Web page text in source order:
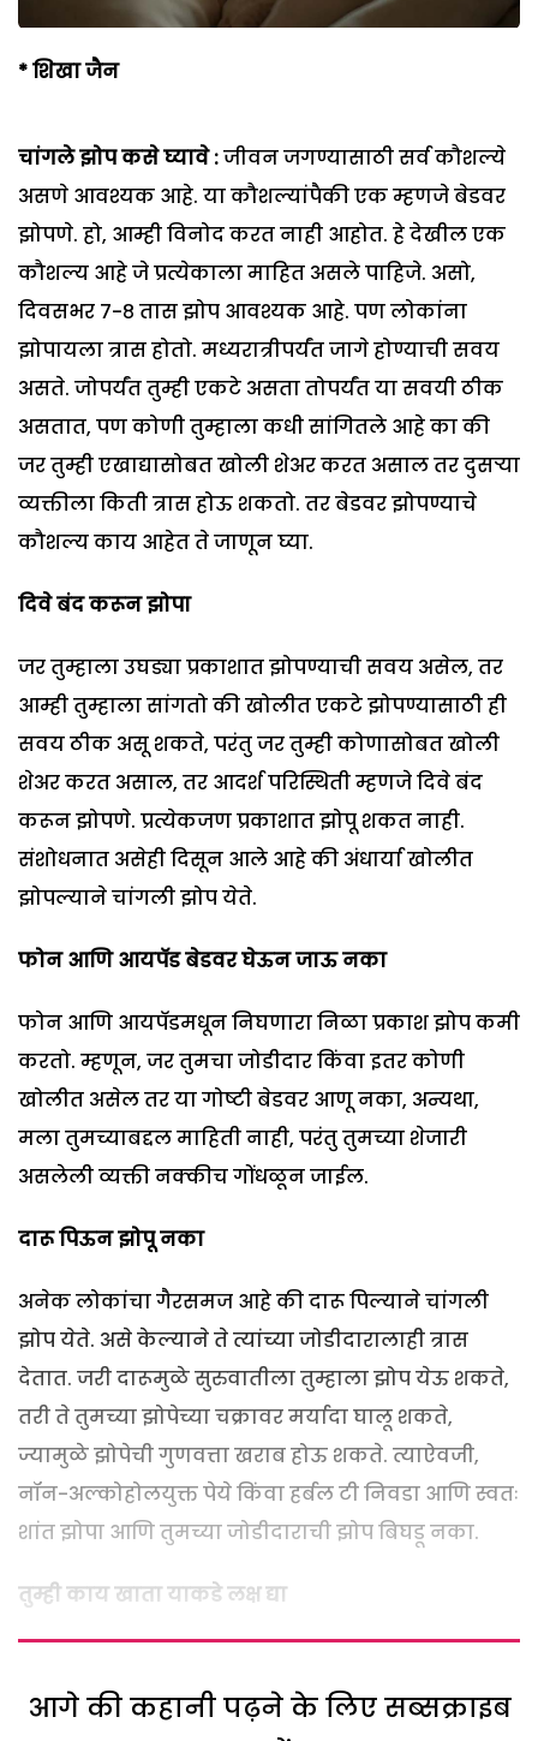
*शिखा जैन
चांगले झोप कसे घ्यावे :जीवन जगण्यासाठी सर्व कौशल्ये
असणे आवश्यक आहे. या कौशल्यांपैकी एक म्हणजे बेडवर
झोपणे. हो, आम्ही विनोद करत नाही आहोत. हे देखील एक
कौशल्य आहे जे प्रत्येकाला माहित असले पाहिजे. असो,
दिवसभर ७-८ तास झोप आवश्यक आहे. पण लोकांना
झोपायला त्रास होतो. मध्यरात्रीपर्यंत जागे होण्याची सवय
असते. जोपर्यंत तुम्ही एकटे असता तोपर्यंत या सवयी ठीक
असतात, पण कोणी तुम्हाला कधी सांगितले आहे का की
जर तुम्ही एखाद्यासोबत खोली शेअर करत असाल तर दुसऱ्या
व्यक्तीला किती त्रास होऊ शकतो. तर बेडवर झोपण्याचे
कौशल्य काय आहेत ते जाणून घ्या.
दिवे बंद करून झोपा
जर तुम्हाला उघड्या प्रकाशात झोपण्याची सवय असेल, तर
आम्ही तुम्हाला सांगतो की खोलीत एकटे झोपण्यासाठी ही
सवय ठीक असू शकते, परंतु जर तुम्ही कोणासोबत खोली
शेअर करत असाल, तर आदर्श परिस्थिती म्हणजे दिवे बंद
करून झोपणे. प्रत्येकजण प्रकाशात झोपू शकत नाही.
संशोधनात असेही दिसून आले आहे की अंधार्या खोलीत
झोपल्याने चांगली झोप येते.
फोन आणि आयपॅड बेडवर घेऊन जाऊ नका
फोन आणि आयपॅडमधून निघणारा निळा प्रकाश झोप कमी
करतो. म्हणून, जर तुमचा जोडीदार किंवा इतर कोणी
खोलीत असेल तर या गोष्टी बेडवर आणू नका, अन्यथा,
मला तुमच्याबद्दल माहिती नाही, परंतु तुमच्या शेजारी
असलेली व्यक्ती नक्कीच गोंधळून जाईल.
दारू पिऊन झोपू नका
अनेक लोकांचा गैरसमज आहे की दारू पिल्याने चांगली
झोप येते. असे केल्याने ते त्यांच्या जोडीदारालाही त्रास
देतात. जरी दारूमुळे सुरुवातीला तुम्हाला झोप येऊ शकते,
तरी ते तुमच्या झोपेच्या चक्रावर मर्यादा घालू शकते,
ज्यामुळे झोपेची गुणवत्ता खराब होऊ शकते. त्याऐवजी,
नॉन-अल्कोहोलयुक्त पेये किंवा हर्बल टी निवडा आणि स्वतः
शांत झोपा आणि तुमच्या जोडीदाराची झोप बिघडू नका.
तुम्ही काय खाता याकडे लक्ष द्या
आगे की कहानी पढ़ने के लिए सब्सक्राइब